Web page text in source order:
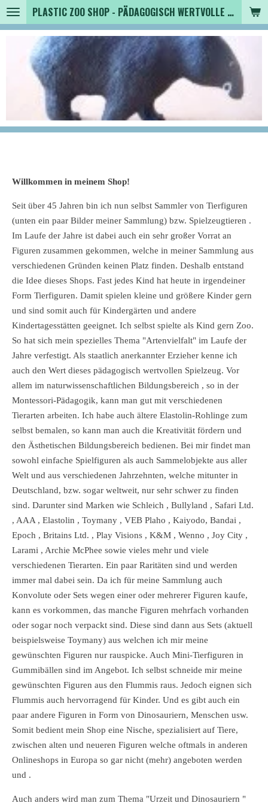
Zum
Hauptinhalt
springen
PLASTIC ZOO SHOP - PÄDAGOGISCH WERTVOLLE SPIELZEUGTIERE , SAMMLER - TIERFIGUREN UND MEHR VON VINTAGE BIS MODERN
Willkommen in meinem Shop!
Seit über 45 Jahren bin ich nun selbst Sammler von Tierfiguren
(unten ein paar Bilder meiner Sammlung) bzw. Spielzeugtieren .
Im Laufe der Jahre ist dabei auch ein sehr großer Vorrat an
Figuren zusammen gekommen, welche in meiner Sammlung aus
verschiedenen Gründen keinen Platz finden. Deshalb entstand
die Idee dieses Shops. Fast jedes Kind hat heute in irgendeiner
Form Tierfiguren. Damit spielen kleine und größere Kinder gern
und sind somit auch für Kindergärten und andere
Kindertagesstätten geeignet. Ich selbst spielte als Kind gern Zoo.
So hat sich mein spezielles Thema "Artenvielfalt" im Laufe der
Jahre verfestigt. Als staatlich anerkannter Erzieher kenne ich
auch den Wert dieses pädagogisch wertvollen Spielzeug. Vor
allem im naturwissenschaftlichen Bildungsbereich , so in der
Montessori-Pädagogik, kann man gut mit verschiedenen
Tierarten arbeiten. Ich habe auch ältere Elastolin-Rohlinge zum
selbst bemalen, so kann man auch die Kreativität fördern und
den Ästhetischen Bildungsbereich bedienen. Bei mir findet man
sowohl einfache Spielfiguren als auch Sammelobjekte aus aller
Welt und aus verschiedenen Jahrzehnten, welche mitunter in
Deutschland, bzw. sogar weltweit, nur sehr schwer zu finden
sind. Darunter sind Marken wie Schleich , Bullyland , Safari Ltd.
, AAA , Elastolin , Toymany , VEB Plaho , Kaiyodo, Bandai ,
Epoch , Britains Ltd. , Play Visions , K&M , Wenno , Joy City ,
Larami , Archie McPhee sowie vieles mehr und viele
verschiedenen Tierarten. Ein paar Raritäten sind und werden
immer mal dabei sein. Da ich für meine Sammlung auch
Konvolute oder Sets wegen einer oder mehrerer Figuren kaufe,
kann es vorkommen, das manche Figuren mehrfach vorhanden
oder sogar noch verpackt sind. Diese sind dann aus Sets (aktuell
beispielsweise Toymany) aus welchen ich mir meine
gewünschten Figuren nur rauspicke. Auch Mini-Tierfiguren in
Gummibällen sind im Angebot. Ich selbst schneide mir meine
gewünschten Figuren aus den Flummis raus. Jedoch eignen sich
Flummis auch hervorragend für Kinder. Und es gibt auch ein
paar andere Figuren in Form von Dinosauriern, Menschen usw.
Somit bedient mein Shop eine Nische, spezialisiert auf Tiere,
zwischen alten und neueren Figuren welche oftmals in anderen
Onlineshops in Europa so gar nicht (mehr) angeboten werden
und .
Auch anders wird man zum Thema "Urzeit und Dinosauriern "